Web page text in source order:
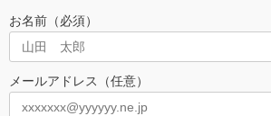
お名前（必須）
メールアドレス（任意）